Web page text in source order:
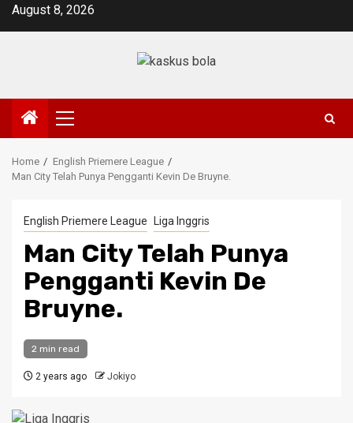
SkipAugust 8, 2026
Primary
Menu
Home
English Priemere League
Man City Telah Punya Pengganti Kevin De Bruyne.
English Priemere League Liga Inggris
Man City Telah Punya
Pengganti Kevin De
Bruyne.
2 min read
2 years ago Jokiyo